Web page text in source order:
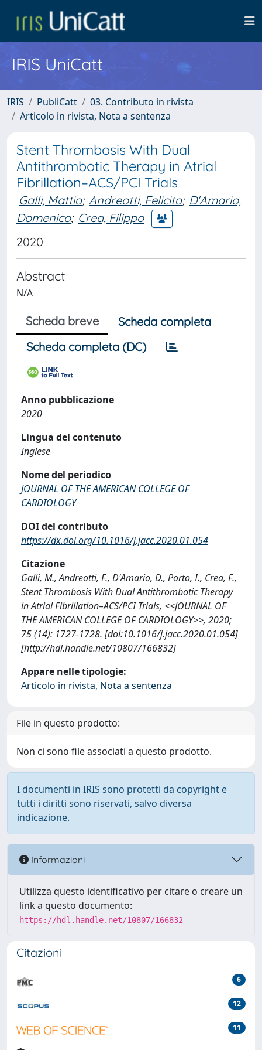
IRIS UniCatt
IRIS PubliCatt
03. Contributo in rivista
Articolo in rivista, Nota a sentenza
Stent Thrombosis With Dual
Antithrombotic Therapy in Atrial
Fibrillation–ACS/PCI Trials
Galli, Mattia; Andreotti, Felicita; D'Amario,
Domenico; Crea, Filippo
2020
Abstract
N/A
Scheda breve
Scheda completa
Scheda completa (DC)
Anno pubblicazione
2020
Lingua del contenuto
Inglese
Nome del periodico
JOURNAL OF THE AMERICAN COLLEGE OF
CARDIOLOGY
DOI del contributo
https://dx.doi.org/10.1016/j.jacc.2020.01.054
Citazione
Galli, M., Andreotti, F., D'Amario, D., Porto, I., Crea, F.,
Stent Thrombosis With Dual Antithrombotic Therapy
in Atrial Fibrillation–ACS/PCI Trials, <<JOURNAL OF
THE AMERICAN COLLEGE OF CARDIOLOGY>>, 2020;
75 (14): 1727-1728. [doi:10.1016/j.jacc.2020.01.054]
[http://hdl.handle.net/10807/166832]
Appare nelle tipologie:
Articolo in rivista, Nota a sentenza
File in questo prodotto:
Non ci sono file associati a questo prodotto.
I documenti in IRIS sono protetti da copyright e
tutti i diritti sono riservati, salvo diversa
indicazione.
Informazioni
Utilizza questo identificativo per citare o creare un
link a questo documento:
https://hdl.handle.net/10807/166832
Citazioni
6
12
11